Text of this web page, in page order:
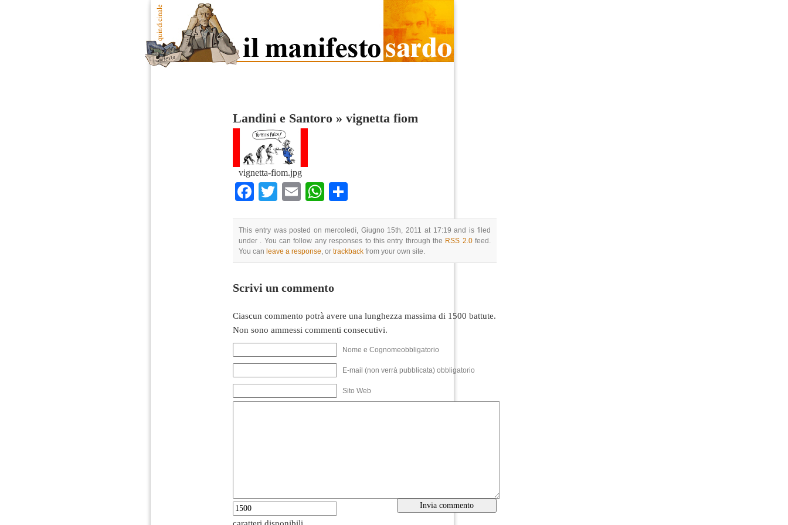
Landini e Santoro » vignetta fiom
vignetta-fiom.jpg
Facebook
TwitterEmailWhatsApp
This entry was posted on mercoledì, Giugno 15th, 2011 at 17:19 and is filed
under . You can follow any responses to this entry through the RSS 2.0feed.
You can leave a response, or trackback from your own site.
Scrivi un commento
Ciascun commento potrà avere una lunghezza massima di 1500 battute.
Non sono ammessi commenti consecutivi.
Nome e Cognomeobbligatorio
E-mail (non verrà pubblicata) obbligatorio
Sito Web